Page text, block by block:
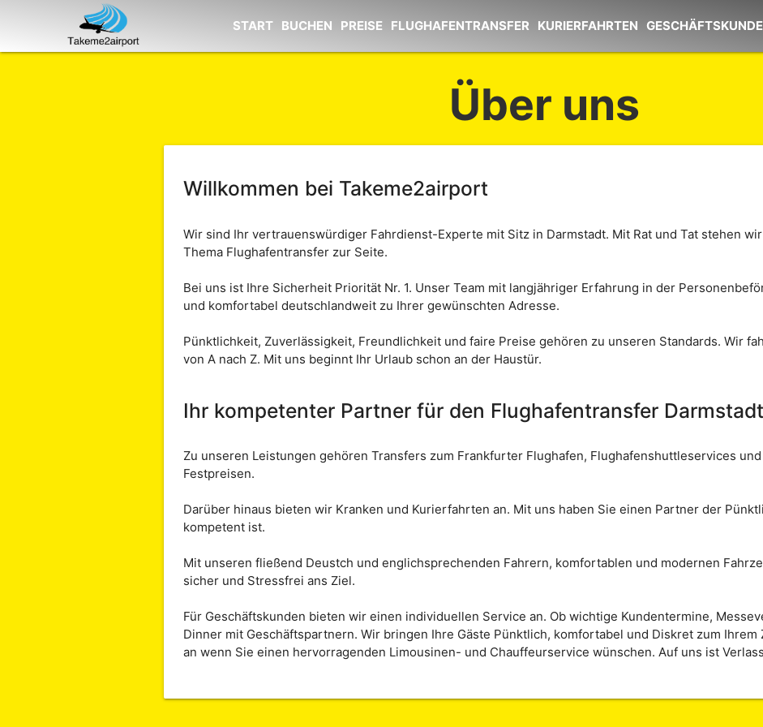
START BUCHEN PREISE FLUGHAFENTRANSFER KURIERFAHRTEN
Über uns
Willkommen bei Takeme2airport
Wir sind Ihr vertrauenswürdiger Fahrdienst-Experte mit Sitz in Darmstadt. Mit Rat und Tat stehen
Thema Flughafentransfer zur Seite.
Bei uns ist Ihre Sicherheit Priorität Nr. 1. Unser Team mit langjähriger Erfahrung in der
und komfortabel deutschlandweit zu Ihrer gewünschten Adresse.
Pünktlichkeit, Zuverlässigkeit, Freundlichkeit und faire Preise gehören zu unseren Standards. Wir
von A nach Z. Mit uns beginnt Ihr Urlaub schon an der Haustür.
Ihr kompetenter Partner für den Flughafentransfer Darmstadt
Zu unseren Leistungen gehören Transfers zum Frankfurter Flughafen, Flughafenshuttleservices
Festpreisen.
Darüber hinaus bieten wir Kranken und Kurierfahrten an. Mit uns haben Sie einen Partner der
kompetent ist.
Mit unseren fließend Deustch und englichsprechenden Fahrern, komfortablen und modernen
sicher und Stressfrei ans Ziel.
Für Geschäftskunden bieten wir einen individuellen Service an. Ob wichtige Kundentermine,
Dinner mit Geschäftspartnern. Wir bringen Ihre Gäste Pünktlich, komfortabel und Diskret zum Ihrem
an wenn Sie einen hervorragenden Limousinen- und Chauffeurservice wünschen. Auf uns ist